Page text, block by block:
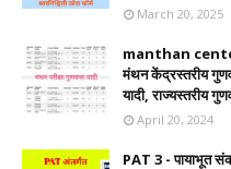
March 20, 2025
manthan
मंथन केंद्रस्तरीय
यादी, राज्यस्तरीय
April 20, 2024
PAT 3 - पायाभूत